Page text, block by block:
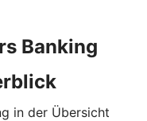
Banking
in der Übersicht